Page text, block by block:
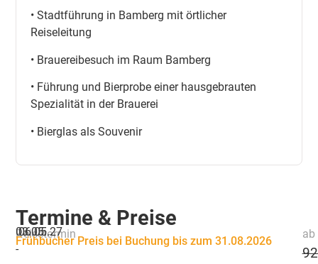
• Stadtführung in Bamberg mit örtlicher
Reiseleitung
• Brauereibesuch im Raum Bamberg
• Führung und Bierprobe einer hausgebrauten
Spezialität in der Brauerei
• Bierglas als Souvenir
Termine & Preise
Reisetermin
03.05.
-
06.05.27
Frühbucher Preis bei Buchung bis zum 31.08.2026
ab